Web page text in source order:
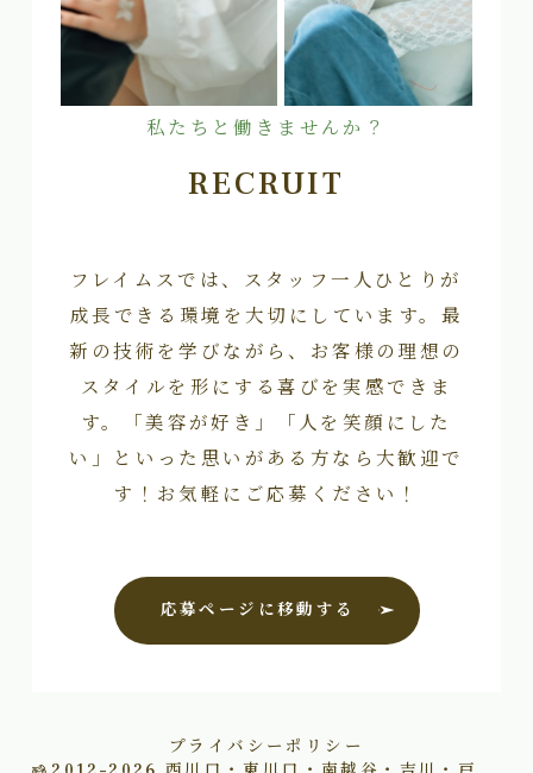
私たちと働きませんか？
RECRUIT
フレイムスでは、スタッフ一人ひとりが
成長できる環境を大切にしています。最
新の技術を学びながら、お客様の理想の
スタイルを形にする喜びを実感できま
す。「美容が好き」「人を笑顔にした
い」といった思いがある方なら大歓迎で
す！お気軽にご応募ください！
応募ページに移動する
プライバシーポリシー